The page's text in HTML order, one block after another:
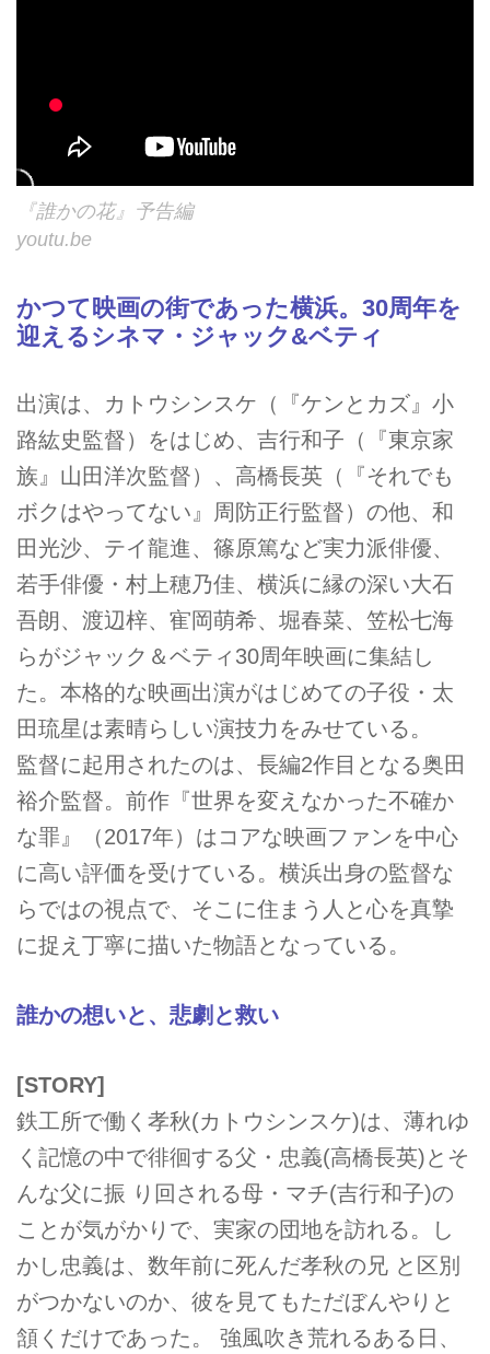
『誰かの花』予告編
youtu.be
かつて映画の街であった横浜。30周年を
迎えるシネマ・ジャック&ベティ
出演は、カトウシンスケ（『ケンとカズ』⼩
路紘史監督）をはじめ、吉⾏和⼦（『東京家
族』⼭⽥洋次監督）、⾼橋⻑英（『それでも
ボクはやってない』周防正⾏監督）の他、和
⽥光沙、テイ⿓進、篠原篤など実⼒派俳優、
若⼿俳優・村上穂乃佳、横浜に縁の深い⼤⽯
吾朗、渡辺梓、寉岡萌希、堀春菜、笠松七海
らがジャック＆ベティ30周年映画に集結し
た。本格的な映画出演がはじめての⼦役・太
⽥琉星は素晴らしい演技⼒をみせている。
監督に起用されたのは、長編2作目となる奥田
裕介監督。前作『世界を変えなかった不確か
な罪』（2017年）はコアな映画ファンを中心
に高い評価を受けている。横浜出身の監督な
らではの視点で、そこに住まう人と心を真摯
に捉え丁寧に描いた物語となっている。
誰かの想いと、悲劇と救い
[STORY]
鉄工所で働く孝秋(カトウシンスケ)は、薄れゆ
く記憶の中で徘徊する父・忠義(高橋長英)とそ
んな父に振 り回される母・マチ(吉行和子)の
ことが気がかりで、実家の団地を訪れる。し
かし忠義は、数年前に死んだ孝秋の兄 と区別
がつかないのか、彼を見てもただぼんやりと
頷くだけであった。 強風吹き荒れるある日、